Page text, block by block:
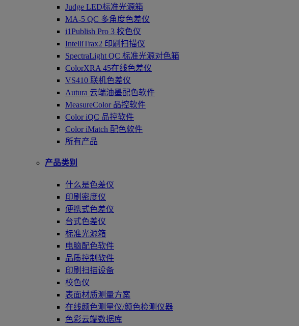
Judge LED标准光源箱
MA-5 QC 多角度色差仪
i1Publish Pro 3 校色仪
IntelliTrax2 印刷扫描仪
SpectraLight QC 标准光源对色箱
ColorXRA 45在线色差仪
VS410 联机色差仪
Autura 云端油墨配色软件
MeasureColor 品控软件
Color iQC 品控软件
Color iMatch 配色软件
所有产品
产品类别
什么是色差仪
印刷密度仪
便携式色差仪
台式色差仪
标准光源箱
电脑配色软件
品质控制软件
印刷扫描设备
校色仪
表面材质测量方案
在线颜色测量仪/颜色检测仪器
色彩云端数据库